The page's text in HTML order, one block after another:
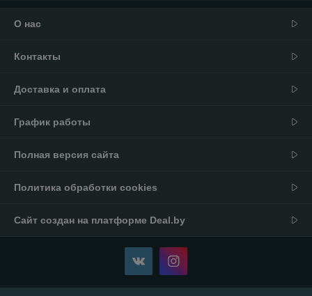
О нас
Контакты
Доставка и оплата
График работы
Полная версия сайта
Политика обработки cookies
Сайт создан на платформе Deal.by